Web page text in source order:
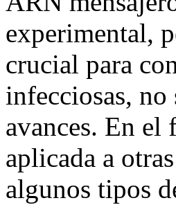
experimental,
crucial para
infecciosas, no
avances. En el
aplicada a
algunos tipos